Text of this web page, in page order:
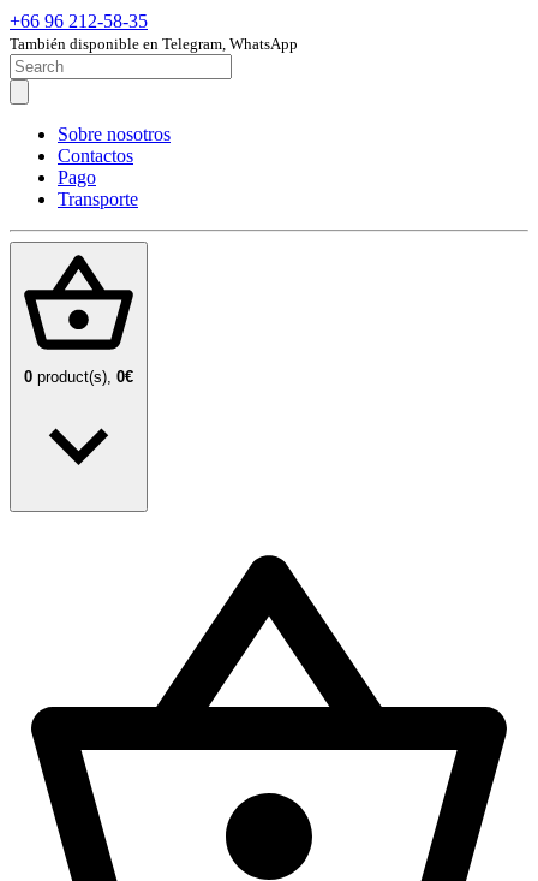
+66 96 212-58-35
También disponible en Telegram, WhatsApp
Sobre nosotros
Contactos
Pago
Transporte
0 product(s), 0€